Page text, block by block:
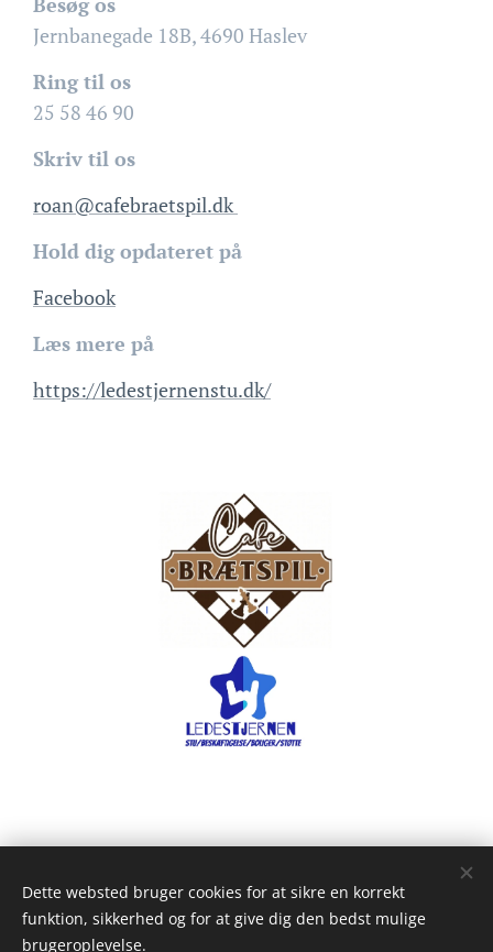
Jernbanegade 18B, 4690 Haslev
Ring til os
25 58 46 90
Skriv til os
roan@cafebraetspil.dk
Hold dig opdateret på
Facebook
Læs mere på
https://ledestjernenstu.dk/
Dette websted bruger cookies for at sikre en korrekt
funktion, sikkerhed og for at give dig den bedst mulige
brugeroplevelse.